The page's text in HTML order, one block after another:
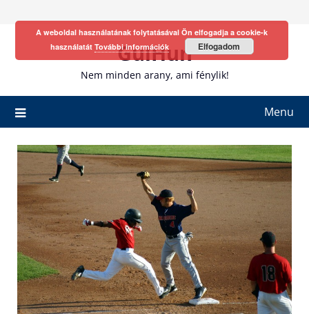
GulHun
Nem minden arany, ami fénylik!
Menu
A weboldal használatának folytatásával Ön elfogadja a cookie-k
használatát További információk Elfogadom